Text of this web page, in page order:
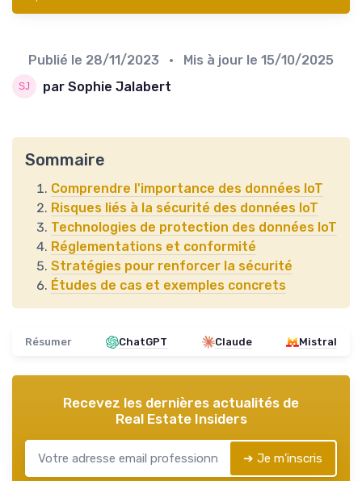
Publié le 28/11/2023 • Mis à jour le 15/10/2025
par Sophie Jalabert
Sommaire
Comprendre l'importance des données IoT
Risques liés à la sécurité des données IoT
Technologies de protection des données IoT
Réglementations et conformité
Stratégies pour renforcer la sécurité
Études de cas et exemples concrets
Résumer ChatGPT Claude Mistral
Recevez les dernières actualités de
Real Estate Insiders
➔ Je m'inscris